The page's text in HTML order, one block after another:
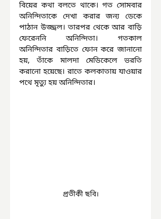
বিয়ের কথা বলতে থাকে। গত সোমবার
অনিন্দিতাকে দেখা করার জন্য ডেকে
পাঠান উজ্জ্বল। তারপর থেকে আর বাড়ি
ফেরেননি অনিন্দিতা। গতকাল
অনিন্দিতার বাড়িতে ফোন করে জানানো
হয়, তাঁকে মালদা মেডিকেলে ভরতি
করানো হয়েছে। রাতে কলকাতায় যাওয়ার
পথে মৃত্যু হয় অনিন্দিতার।
প্রতীকী ছবি।